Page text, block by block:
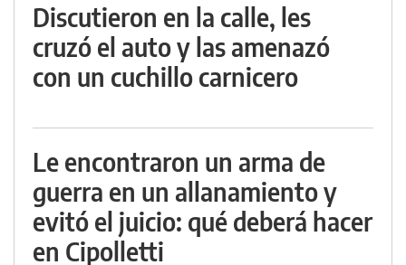
Discutieron en la calle, les
cruzó el auto y las amenazó
con un cuchillo carnicero
Le encontraron un arma de
guerra en un allanamiento y
evitó el juicio: qué deberá hacer
en Cipolletti